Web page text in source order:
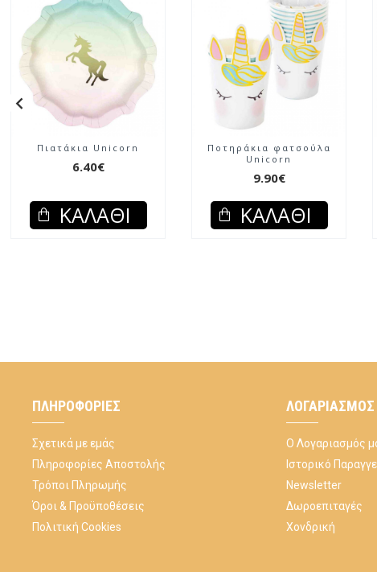
Πιατάκια Unicorn
6.40€
ΚΑΛΆΘΙ
Ποτηράκια φατσούλα
Unicorn
9.90€
ΚΑΛΆΘΙ
ΠΛΗΡΟΦΟΡΊΕΣ
Σχετικά με εμάς
Πληροφορίες Αποστολής
Τρόποι Πληρωμής
Όροι & Προϋποθέσεις
Πολιτική Cookies
ΛΟΓΑΡΙΑΣΜΌΣ
Ο Λογαριασμός
Ιστορικό
Newsletter
Δωροεπιταγές
Χονδρική